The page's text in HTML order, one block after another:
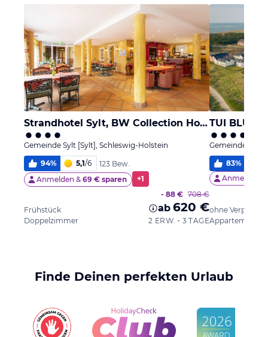
Strandhotel Sylt, BW Collection Hotel by Best Western
Gemeinde Sylt [Sylt], Schleswig-Holstein
94% 5,1/6
123 Bew.
Anmelden & 69 € sparen +1
Frühstück
Doppelzimmer
- 88 € 708 €
ab 620 €
2 ERW. • 3 TAGE
TUI BLUE
Gemeinde Sylt
83%
Anmelden &
ohne
Appartement
Finde Deinen perfekten Urlaub